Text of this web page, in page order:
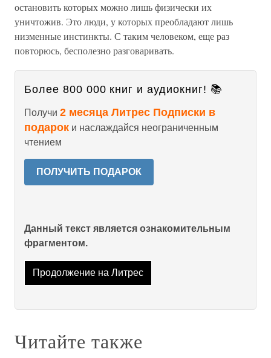
остановить которых можно лишь физически их
уничтожив. Это люди, у которых преобладают лишь
низменные инстинкты. С таким человеком, еще раз
повторюсь, бесполезно разговаривать.
Более 800 000 книг и аудиокниг! 📚
Получи 2 месяца Литрес Подписки в
подарок и наслаждайся неограниченным
чтением
ПОЛУЧИТЬ ПОДАРОК
Данный текст является ознакомительным
фрагментом.
Продолжение на Литрес
Читайте также